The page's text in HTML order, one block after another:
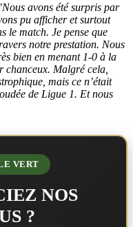
avons été surpris par
pu afficher et surtout
le match. Je pense que
notre prestation. Nous
bien en menant 1-0 à la
chanceux. Malgré cela,
mais ce n’était
de Ligue 1. Et nous
VERT
NOS
?